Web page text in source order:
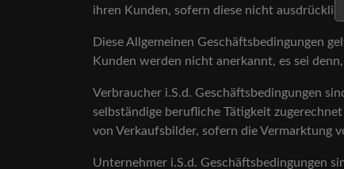
ihren Kunden, sofern diese nicht
Diese Allgemeinen Geschäftsbedingungen
Kunden werden nicht anerkannt, es sei
Verbraucher i.S.d. Geschäftsbedingungen
selbständige berufliche Tätigkeit
von Verkaufsbilder, sofern die Vermarktung
Unternehmer i.S.d. Geschäftsbedingungen